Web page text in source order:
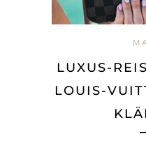
LUXUS-
LOUIS-